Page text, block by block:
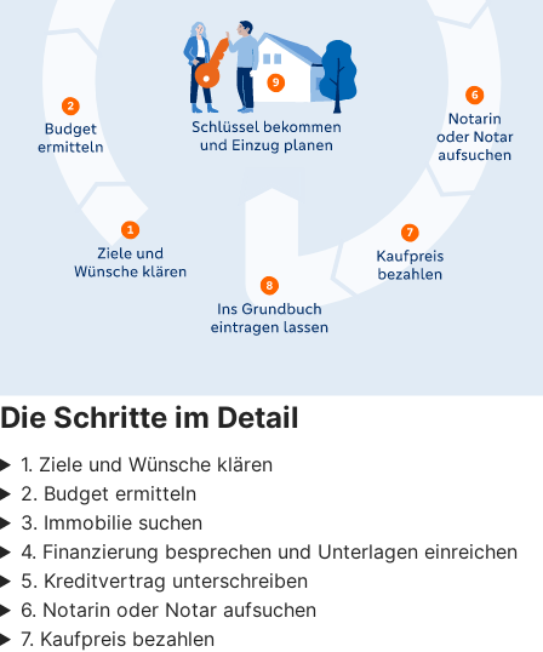
Die Schritte im Detail
1. Ziele und Wünsche klären
2. Budget ermitteln
3. Immobilie suchen
4. Finanzierung besprechen und Unterlagen einreichen
5. Kreditvertrag unterschreiben
6. Notarin oder Notar aufsuchen
7. Kaufpreis bezahlen